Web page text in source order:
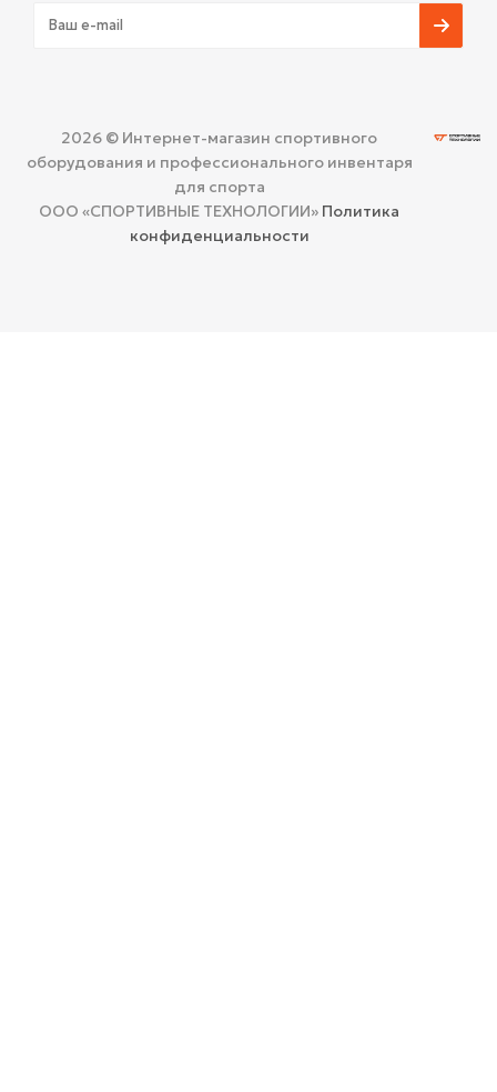
2026 © Интернет-магазин спортивного
оборудования и профессионального инвентаря
для спорта
ООО «СПОРТИВНЫЕ ТЕХНОЛОГИИ» Политика
конфиденциальности